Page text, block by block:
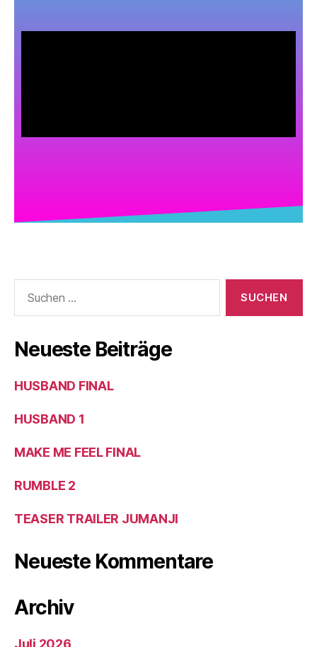
Neueste Beiträge
HUSBAND FINAL
HUSBAND 1
MAKE ME FEEL FINAL
RUMBLE 2
TEASER TRAILER JUMANJI
Neueste Kommentare
Archiv
Juli 2026